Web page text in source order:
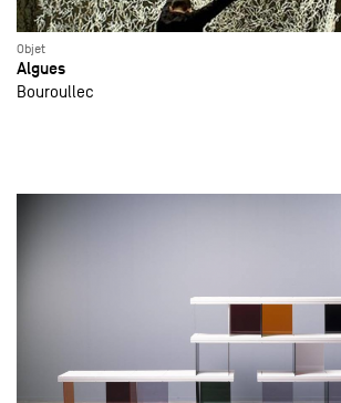
Objet
Algues
Bouroullec